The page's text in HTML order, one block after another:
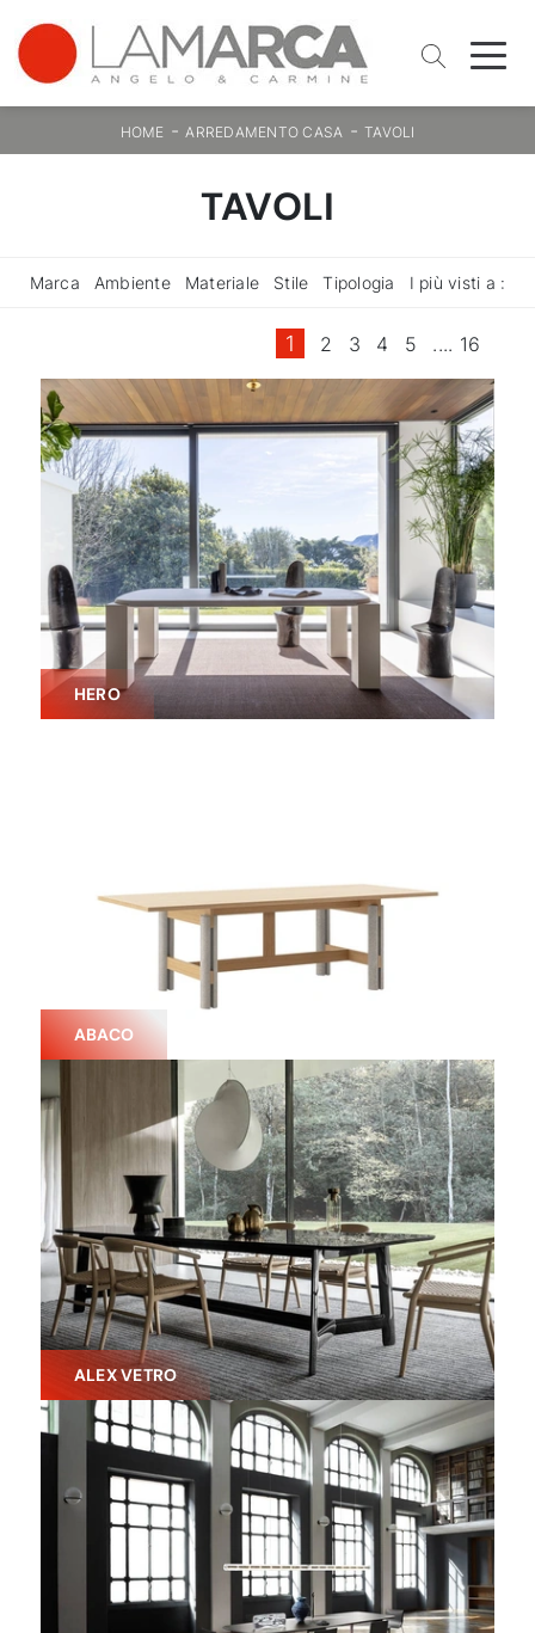
HOME -ARREDAMENTO CASA - TAVOLI
TAVOLI
Marca Ambiente Materiale Stile Tipologia I più visti a :
1 2 3 4 5 .... 16
HERO
ABACO
ALEX VETRO